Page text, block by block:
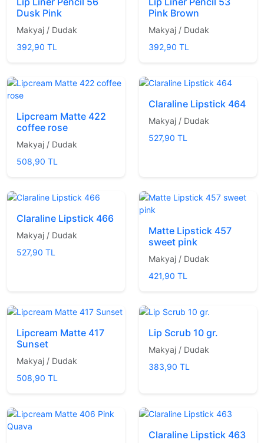
Dusk Pink
Makyaj / Dudak
392,90 TL
Pink Brown
Makyaj / Dudak
392,90 TL
Lipcream Matte 422
coffee rose
Makyaj / Dudak
508,90 TL
Claraline Lipstick 464
Makyaj / Dudak
527,90 TL
Claraline Lipstick 466
Makyaj / Dudak
527,90 TL
Matte Lipstick 457
sweet pink
Makyaj / Dudak
421,90 TL
Lipcream Matte 417
Sunset
Makyaj / Dudak
508,90 TL
Lip Scrub 10 gr.
Makyaj / Dudak
383,90 TL
Claraline Lipstick 463